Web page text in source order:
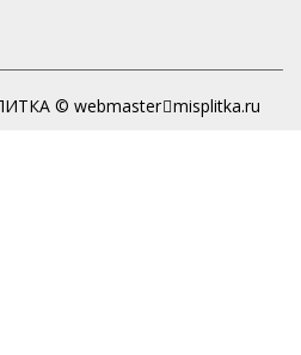
© webmaster misplitka.ru